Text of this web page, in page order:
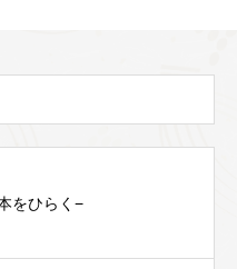
をひらく−